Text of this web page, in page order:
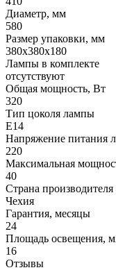
Диаметр, мм
580
Размер упаковки, мм
380x380x180
Лампы в комплекте
отсутствуют
Общая мощность, Вт
320
Тип цоколя лампы
E14
Напряжение питания
220
Максимальная
40
Страна производителя
Чехия
Гарантия, месяцы
24
Площадь освещения,
16
Отзывы